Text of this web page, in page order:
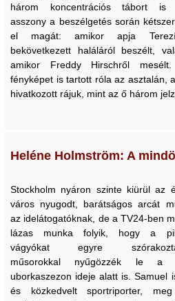
három koncentrációs tábort is
asszony a beszélgetés során
el magát: amikor apja
bekövetkezett haláláról beszélt,
amikor Freddy Hirschről
fényképet is tartott róla az asztalán,
hivatkozott rájuk, mint az ő három
Heléne Holmström: A
Stockholm nyáron szinte kiürül az
város nyugodt, barátságos arcát
az idelátogatóknak, de a TV24-ben
lázas munka folyik, hogy a
vágyókat egyre
műsorokkal nyűgözzék le a
uborkaszezon ideje alatt is. Samuel
és közkedvelt sportriporter,